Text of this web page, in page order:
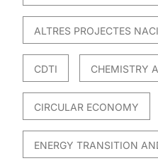
ALTRES PROJECTES
CDTI CHEMISTRY
CIRCULAR ECONOMY
ENERGY TRANSITION